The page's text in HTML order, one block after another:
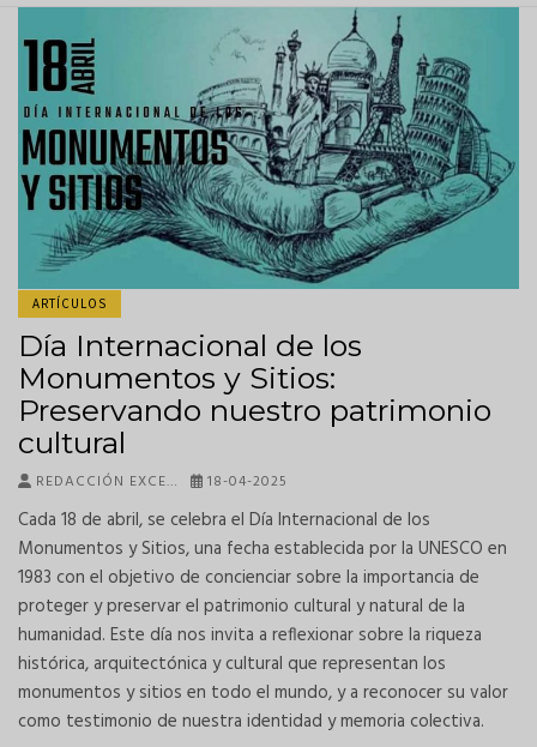
ARTÍCULOS
Día Internacional de los
Monumentos y Sitios:
Preservando nuestro patrimonio
cultural
REDACCIÓN EXCE… 18-04-2025
Cada 18 de abril, se celebra el Día Internacional de los
Monumentos y Sitios, una fecha establecida por la UNESCO en
1983 con el objetivo de concienciar sobre la importancia de
proteger y preservar el patrimonio cultural y natural de la
humanidad. Este día nos invita a reflexionar sobre la riqueza
histórica, arquitectónica y cultural que representan los
monumentos y sitios en todo el mundo, y a reconocer su valor
como testimonio de nuestra identidad y memoria colectiva.